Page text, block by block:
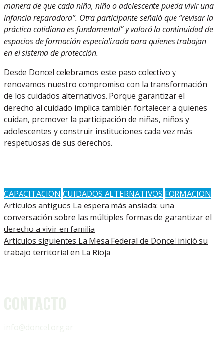
manera de que cada niña, niño o adolescente pueda vivir una
infancia reparadora”. Otra participante señaló que “revisar la
práctica cotidiana es fundamental” y valoró la continuidad de
espacios de formación especializada para quienes trabajan
en el sistema de protección.
Desde Doncel celebramos este paso colectivo y
renovamos nuestro compromiso con la transformación
de los cuidados alternativos. Porque garantizar el
derecho al cuidado implica también fortalecer a quienes
cuidan, promover la participación de niñas, niños y
adolescentes y construir instituciones cada vez más
respetuosas de sus derechos.
CAPACITACION CUIDADOS ALTERNATIVOS FORMACION
Artículos antiguos La espera más ansiada: una
conversación sobre las múltiples formas de garantizar el
derecho a vivir en familia
Artículos siguientes La Mesa Federal de Doncel inició su
trabajo territorial en La Rioja